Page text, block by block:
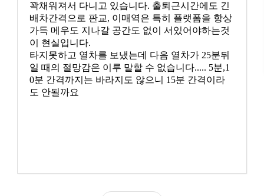
꽉채워져서 다니고 있습니다. 출퇴근시간에도 긴
배차간격으로 판교, 이매역은 특히 플랫폼을 항상
가득 메우도 지나갈 공간도 없이 서있어야하는것
이 현실입니다.
타지못하고 열차를 보냈는데 다음 열차가 25분뒤
일 때의 절망감은 이루 말할 수 없습니다..... 5분,1
0분 간격까지는 바라지도 않으니 15분 간격이라
도 안될까요